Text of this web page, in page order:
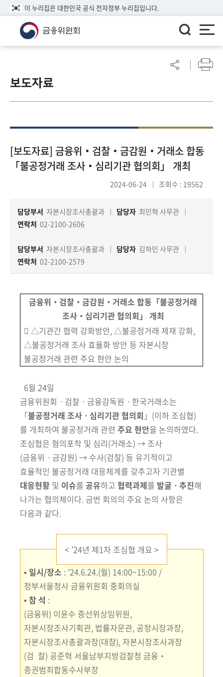
이 누리집은 대한민국 공식 전자정부 누리집입니다.
린
이알
참
여
책
정
보도자료
[보도자료] 금융위‧검찰‧금감원‧거래소 합동
「불공정거래 조사‧심리기관 협의회」 개최
2024-06-24 조회수 : 19562
담당부서 자본시장조사총괄과 담당자 최민혁 사무관
연락처 02-2100-2606
담당부서 자본시장조사총괄과 담당자 김하민 사무관
연락처 02-2100-2579
금융위‧검찰‧금감원‧거래소 합동「불공정거래
조사‧심리기관 협의회」 개최
󰋼 △기관간 협력 강화방안, △불공정거래 제재 강화,
△불공정거래 조사 효율화 방안 등 자본시장
불공정거래 관련 주요 현안 논의
6월 24일
금융위원회ㆍ검찰ㆍ금융감독원ㆍ한국거래소는
「불공정거래 조사ㆍ심리기관 협의회 」(이하 조심협)
를 개최하여 불공정거래 관련 주요 현안을 논의하였다.
조심협은 혐의포착 및 심리(거래소) → 조사
(금융위ㆍ 금감원) → 수사(검찰) 등 유기적이고
효율적인 불공정거래 대응체계를 갖추고자 기관별
대응현황 및 이슈를 공유하고 협력과제를 발굴ㆍ추진해
나가는 협의체이다. 금번 회의의 주요 논의 사항은
다음과 같다.
< ’24년 제1차 조심협 개요 >
▪ 일시/장소 : ’24.6.24.(월) 14:00~15:00 /
정부서울청사 금융위원회 중회의실
▪ 참 석 :
(금융위) 이윤수 증선위상임위원,
자본시장조사기획관, 법률자문관, 공정시장과장,
자본시장조사총괄과장(대참), 자본시장조사과장
(검 찰) 공준혁 서울남부지방검찰청 금융‧
증권범죄합동수사부장